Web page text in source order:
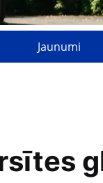
Jaunumi